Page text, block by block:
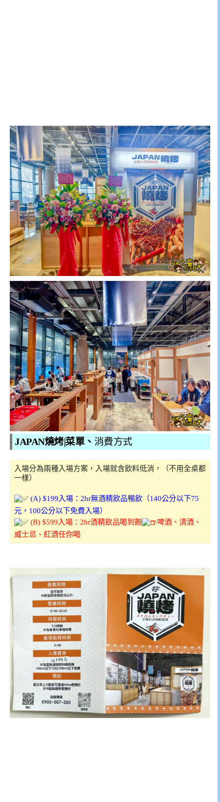
JAPAN燒烤|菜單、 消費方式
入場分為兩種入場方案，入場就含飲料低消，（不用全桌都
一樣）
(A) $199入場：2hr無酒精飲品暢飲（140公分以下75
元，100公分以下免費入場）
(B) $599入場：2hr酒精飲品喝到飽
啤酒、清酒、
威士忌、紅酒任你喝